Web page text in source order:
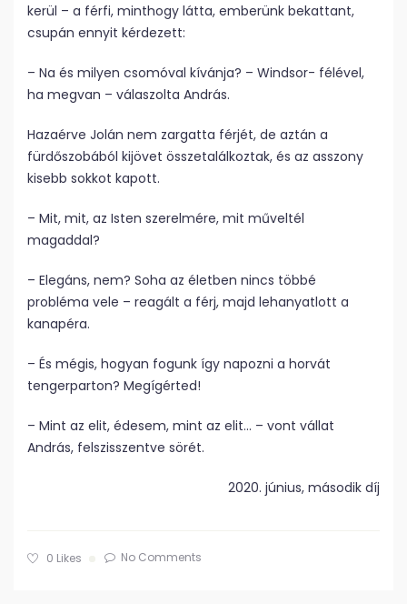
kerül – a férfi, minthogy látta, emberünk bekattant,
csupán ennyit kérdezett:
– Na és milyen csomóval kívánja? – Windsor- félével,
ha megvan – válaszolta András.
Hazaérve Jolán nem zargatta férjét, de aztán a
fürdőszobából kijövet összetalálkoztak, és az asszony
kisebb sokkot kapott.
– Mit, mit, az Isten szerelmére, mit műveltél
magaddal?
– Elegáns, nem? Soha az életben nincs többé
probléma vele – reagált a férj, majd lehanyatlott a
kanapéra.
– És mégis, hogyan fogunk így napozni a horvát
tengerparton? Megígérted!
– Mint az elit, édesem, mint az elit… – vont vállat
András, felszisszentve sörét.
2020. június, második díj
0 Likes No Comments